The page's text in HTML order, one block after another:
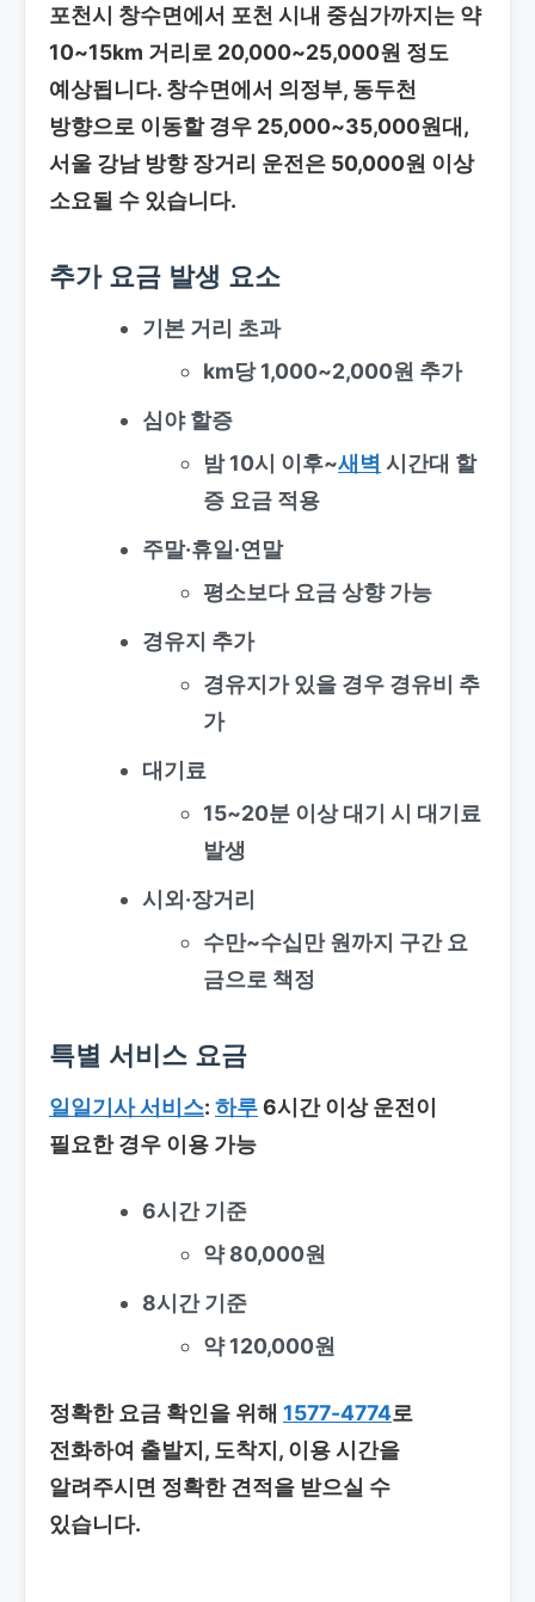
포천시 창수면에서 포천 시내 중심가까지는 약
10~15km 거리로 20,000~25,000원 정도
예상됩니다. 창수면에서 의정부, 동두천
방향으로 이동할 경우 25,000~35,000원대,
서울 강남 방향 장거리 운전은 50,000원 이상
소요될 수 있습니다.
추가 요금 발생 요소
기본 거리 초과
km당 1,000~2,000원 추가
심야 할증
밤 10시 이후~새벽 시간대 할
증 요금 적용
주말·휴일·연말
평소보다 요금 상향 가능
경유지 추가
경유지가 있을 경우 경유비 추
가
대기료
15~20분 이상 대기 시 대기료
발생
시외·장거리
수만~수십만 원까지 구간 요
금으로 책정
특별 서비스 요금
일일기사 서비스: 하루6시간 이상 운전이
필요한 경우 이용 가능
6시간 기준
약 80,000원
8시간 기준
약 120,000원
정확한 요금 확인을 위해 1577-4774로
전화하여 출발지, 도착지, 이용 시간을
알려주시면 정확한 견적을 받으실 수
있습니다.